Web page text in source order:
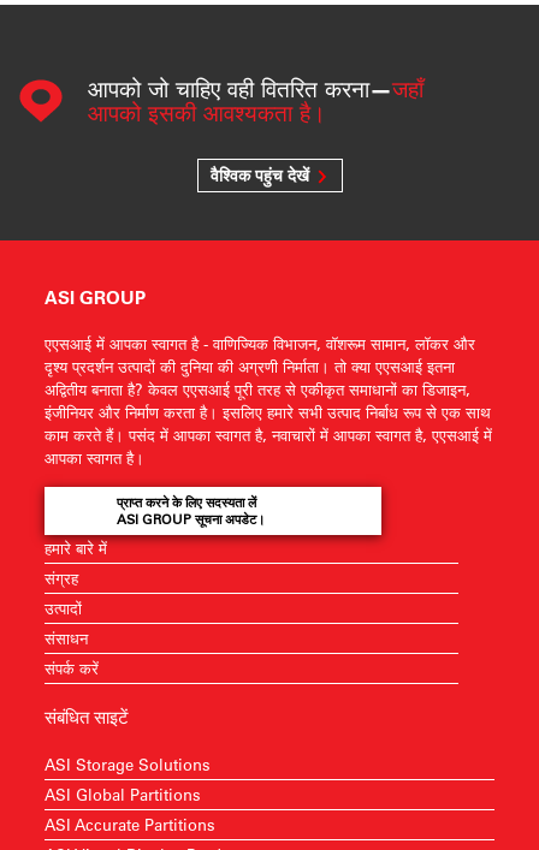
आपको जो चाहिए वही वितरित करना—जहाँ
आपको इसकी आवश्यकता है।
वैश्विक पहुंच देखें
ASI GROUP
एएसआई में आपका स्वागत है - वाणिज्यिक विभाजन, वॉशरूम सामान, लॉकर और
दृश्य प्रदर्शन उत्पादों की दुनिया की अग्रणी निर्माता। तो क्या एएसआई इतना
अद्वितीय बनाता है? केवल एएसआई पूरी तरह से एकीकृत समाधानों का डिजाइन,
इंजीनियर और निर्माण करता है। इसलिए हमारे सभी उत्पाद निर्बाध रूप से एक साथ
काम करते हैं। पसंद में आपका स्वागत है, नवाचारों में आपका स्वागत है, एएसआई में
आपका स्वागत है।
प्राप्त करने के लिए सदस्यता लें
ASI GROUP सूचना अपडेट।
हमारे बारे में
संग्रह
उत्पादों
संसाधन
संपर्क करें
संबंधित साइटें
ASI Storage Solutions
ASI Global Partitions
ASI Accurate Partitions